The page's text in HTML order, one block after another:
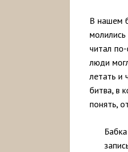
В нашем
читал
люди
летать и
битва, в
понять,